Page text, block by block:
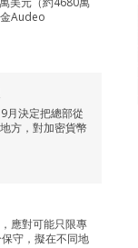
Audeo
月決定把總部從
方，對加密貨幣
應對可能只限專
守，擬在不同地